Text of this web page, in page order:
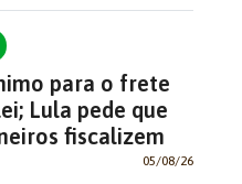
para o frete
Lula pede que
fiscalizem
05/08/26